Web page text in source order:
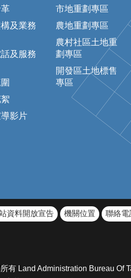
及業務
及服務
影片
市地重劃專區
農地重劃專區
農村社區土地重
劃專區
開發區土地標售
專區
資料開放宣告 機關位置
聯絡電
有 Land Administration Bureau Of